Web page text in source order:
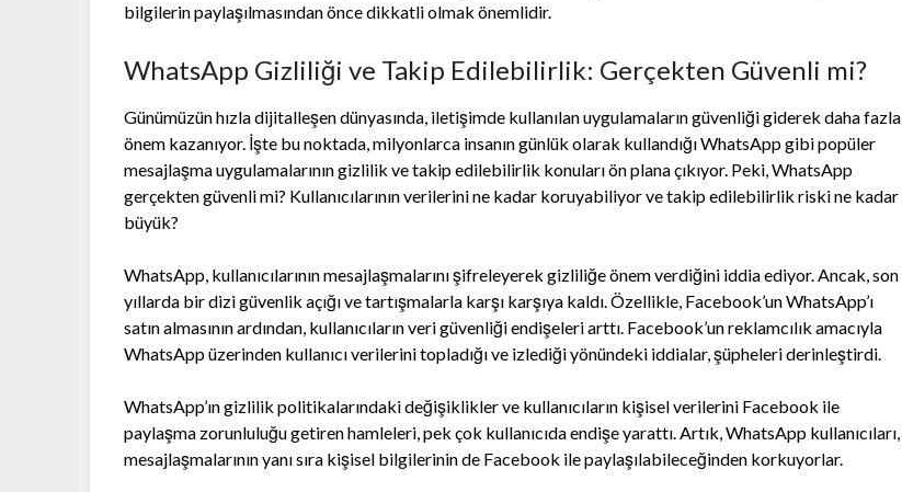
bilgilerin paylaşılmasından önce dikkatli olmak önemlidir.
WhatsApp Gizliliği ve Takip Edilebilirlik: Gerçekten Güvenli mi?
Günümüzün hızla dijitalleşen dünyasında, iletişimde kullanılan uygulamaların güvenliği giderek daha fazla
önem kazanıyor. İşte bu noktada, milyonlarca insanın günlük olarak kullandığı WhatsApp gibi popüler
mesajlaşma uygulamalarının gizlilik ve takip edilebilirlik konuları ön plana çıkıyor. Peki, WhatsApp
gerçekten güvenli mi? Kullanıcılarının verilerini ne kadar koruyabiliyor ve takip edilebilirlik riski ne kadar
büyük?
WhatsApp, kullanıcılarının mesajlaşmalarını şifreleyerek gizliliğe önem verdiğini iddia ediyor. Ancak, son
yıllarda bir dizi güvenlik açığı ve tartışmalarla karşı karşıya kaldı. Özellikle, Facebook’un WhatsApp’ı
satın almasının ardından, kullanıcıların veri güvenliği endişeleri arttı. Facebook’un reklamcılık amacıyla
WhatsApp üzerinden kullanıcı verilerini topladığı ve izlediği yönündeki iddialar, şüpheleri derinleştirdi.
WhatsApp’ın gizlilik politikalarındaki değişiklikler ve kullanıcıların kişisel verilerini Facebook ile
paylaşma zorunluluğu getiren hamleleri, pek çok kullanıcıda endişe yarattı. Artık, WhatsApp kullanıcıları,
mesajlaşmalarının yanı sıra kişisel bilgilerinin de Facebook ile paylaşılabileceğinden korkuyorlar.